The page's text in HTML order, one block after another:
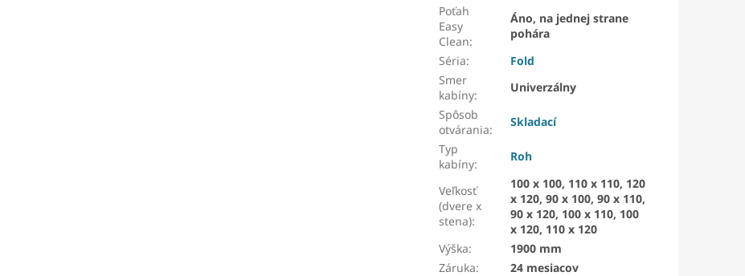
Poťah
Easy
Clean:
Áno, na jednej strane
pohára
Séria:
Fold
Smer
kabíny:
Univerzálny
Spôsob
otvárania:
Skladací
Typ
kabíny:
Roh
Veľkosť
(dvere x
stena):
100 x 100, 110 x 110, 120
x 120, 90 x 100, 90 x 110,
90 x 120, 100 x 110, 100
x 120, 110 x 120
Výška:
1900 mm
Záruka: 24 mesiacov